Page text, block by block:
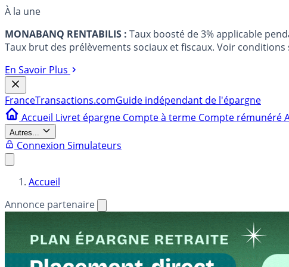
À la une
MONABANQ RENTABILIS : Taux boosté de 3% applicable
Taux brut des prélèvements sociaux et fiscaux. Voir
En Savoir Plus
FranceTransactions.comGuide indépendant de l'épargne
Accueil Livret épargne Compte à terme Compte rémunéré
Autres...
Connexion Simulateurs
Accueil
Annonce partenaire